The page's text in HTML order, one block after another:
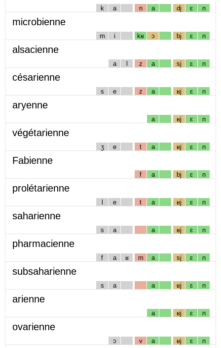
k a n a dj ɛ n
microbienne
m i kʁ ɔ bj ɛ n
alsacienne
a l z a sj ɛ n
césarienne
s e z a ʁj ɛ n
aryenne
a ʁj ɛ n
végétarienne
ʒ e t a ʁj ɛ n
Fabienne
f a bj ɛ n
prolétarienne
l e t a ʁj ɛ n
saharienne
s a a ʁj ɛ n
pharmacienne
f a ʁ m a sj ɛ n
subsaharienne
s a a ʁj ɛ n
arienne
a ʁj ɛ n
ovarienne
ɔ v a ʁj ɛ n